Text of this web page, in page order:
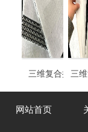
三维复合排水网
三
网站首页